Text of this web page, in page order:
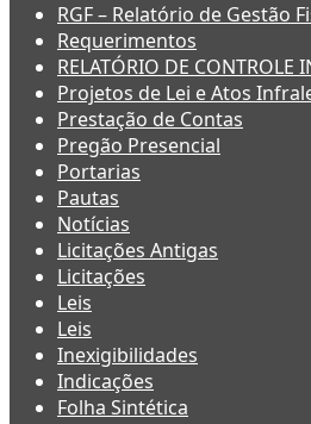
RGF – Relatório de Gestão
Requerimentos
RELATÓRIO DE CONTROLE
Projetos de Lei e Atos
Prestação de Contas
Pregão Presencial
Portarias
Pautas
Notícias
Licitações Antigas
Licitações
Leis
Leis
Inexigibilidades
Indicações
Folha Sintética